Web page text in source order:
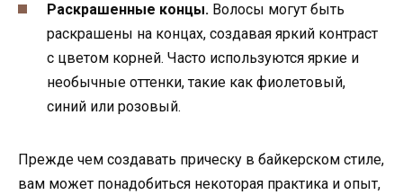
Раскрашенные концы. Волосы могут быть
раскрашены на концах, создавая яркий контраст
с цветом корней. Часто используются яркие и
необычные оттенки, такие как фиолетовый,
синий или розовый.
Прежде чем создавать прическу в байкерском стиле,
вам может понадобиться некоторая практика и опыт,